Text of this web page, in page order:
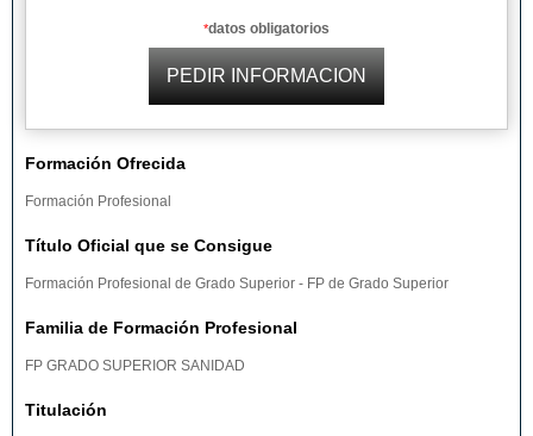
*datos obligatorios
Formación Ofrecida
Formación Profesional
Título Oficial que se Consigue
Formación Profesional de Grado Superior - FP de Grado Superior
Familia de Formación Profesional
FP GRADO SUPERIOR SANIDAD
Titulación